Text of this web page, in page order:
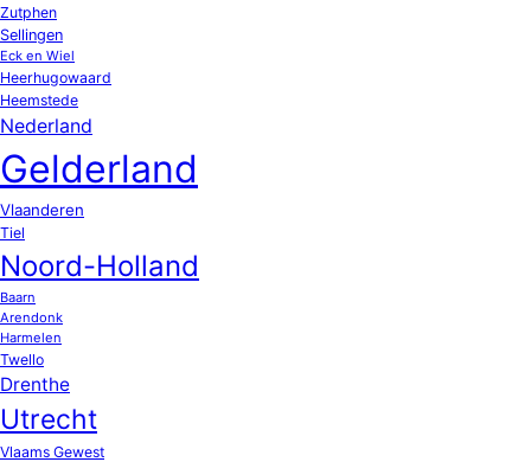
Zutphen
Sellingen
Eck en Wiel
Heerhugowaard
Heemstede
Nederland
Gelderland
Vlaanderen
Tiel
Noord-Holland
Baarn
Arendonk
Harmelen
Twello
Drenthe
Utrecht
Vlaams Gewest